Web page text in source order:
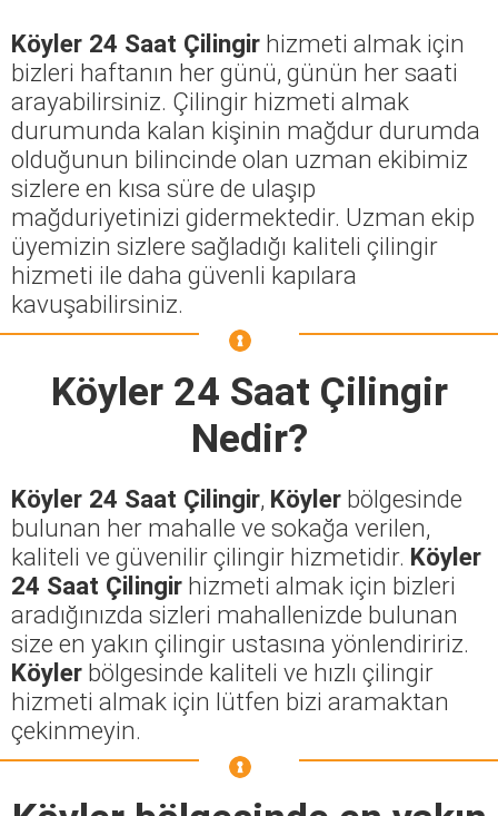
Köyler 24 Saat Çilingir hizmeti almak için
bizleri haftanın her günü, günün her saati
arayabilirsiniz. Çilingir hizmeti almak
durumunda kalan kişinin mağdur durumda
olduğunun bilincinde olan uzman ekibimiz
sizlere en kısa süre de ulaşıp
mağduriyetinizi gidermektedir. Uzman ekip
üyemizin sizlere sağladığı kaliteli çilingir
hizmeti ile daha güvenli kapılara
kavuşabilirsiniz.
Köyler 24 Saat Çilingir
Nedir?
Köyler 24 Saat Çilingir, Köyler bölgesinde
bulunan her mahalle ve sokağa verilen,
kaliteli ve güvenilir çilingir hizmetidir. Köyler
24 Saat Çilingir hizmeti almak için bizleri
aradığınızda sizleri mahallenizde bulunan
size en yakın çilingir ustasına yönlendiririz.
Köyler bölgesinde kaliteli ve hızlı çilingir
hizmeti almak için lütfen bizi aramaktan
çekinmeyin.